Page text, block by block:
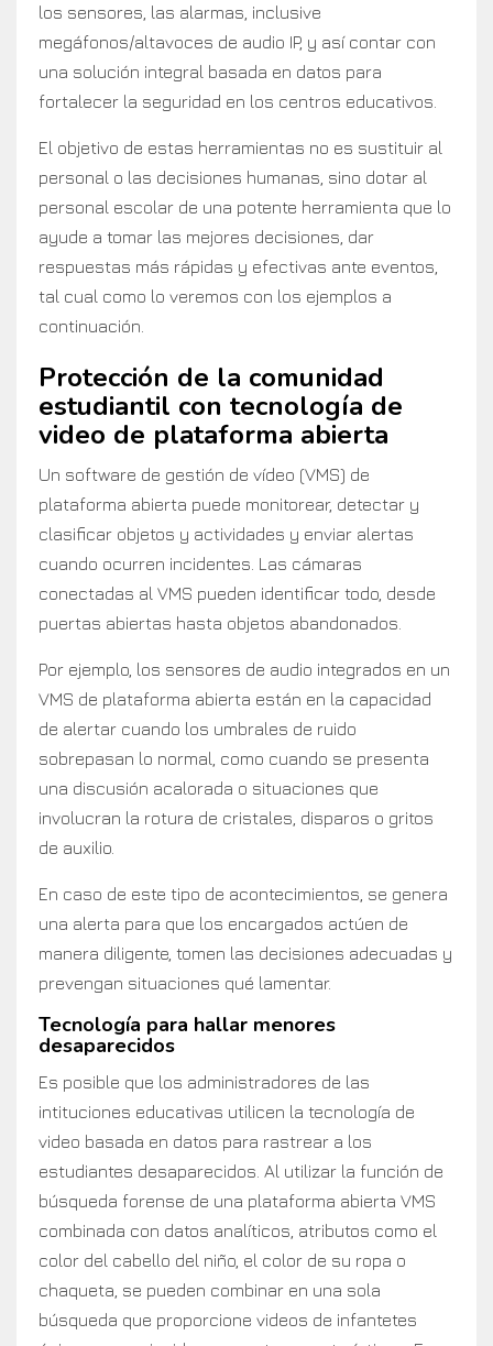
los sensores, las alarmas, inclusive
megáfonos/altavoces de audio IP, y así contar con
una solución integral basada en datos para
fortalecer la seguridad en los centros educativos.
El objetivo de estas herramientas no es sustituir al
personal o las decisiones humanas, sino dotar al
personal escolar de una potente herramienta que lo
ayude a tomar las mejores decisiones, dar
respuestas más rápidas y efectivas ante eventos,
tal cual como lo veremos con los ejemplos a
continuación.
Protección de la comunidad
estudiantil con tecnología de
video de plataforma abierta
Un software de gestión de vídeo (VMS) de
plataforma abierta puede monitorear, detectar y
clasificar objetos y actividades y enviar alertas
cuando ocurren incidentes. Las cámaras
conectadas al VMS pueden identificar todo, desde
puertas abiertas hasta objetos abandonados.
Por ejemplo, los sensores de audio integrados en un
VMS de plataforma abierta están en la capacidad
de alertar cuando los umbrales de ruido
sobrepasan lo normal, como cuando se presenta
una discusión acalorada o situaciones que
involucran la rotura de cristales, disparos o gritos
de auxilio.
En caso de este tipo de acontecimientos, se genera
una alerta para que los encargados actúen de
manera diligente, tomen las decisiones adecuadas y
prevengan situaciones qué lamentar.
Tecnología para hallar menores
desaparecidos
Es posible que los administradores de las
intituciones educativas utilicen la tecnología de
video basada en datos para rastrear a los
estudiantes desaparecidos. Al utilizar la función de
búsqueda forense de una plataforma abierta VMS
combinada con datos analíticos, atributos como el
color del cabello del niño, el color de su ropa o
chaqueta, se pueden combinar en una sola
búsqueda que proporcione videos de infantetes